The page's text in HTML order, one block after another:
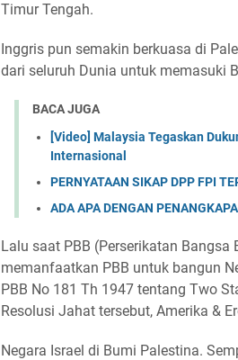
Timur Tengah.
Inggris pun semakin berkuasa di
dari seluruh Dunia untuk memasuki
BACA JUGA
[Video] Malaysia Tegaskan
Internasional
PERNYATAAN SIKAP DPP FPI
ADA APA DENGAN
Lalu saat PBB (Perserikatan
memanfaatkan PBB untuk bangun
PBB No 181 Th 1947 tentang Two
Resolusi Jahat tersebut, Amerika &
Negara Israel di Bumi Palestina.